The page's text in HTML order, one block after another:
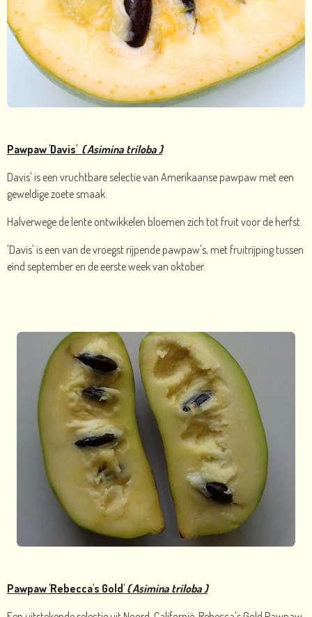
Pawpaw 'Davis' ( Asimina triloba )
Davis' is een vruchtbare selectie van Amerikaanse pawpaw met een
geweldige zoete smaak.
Halverwege de lente ontwikkelen bloemen zich tot fruit voor de herfst.
'Davis' is een van de vroegst rijpende pawpaw's, met fruitrijping tussen
eind september en de eerste week van oktober.
Pawpaw 'Rebecca's Gold' ( Asimina triloba )